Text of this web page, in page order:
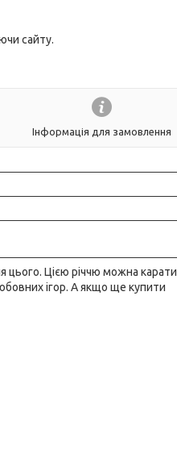
сайту.
Інформація для замовлення
цього. Цією річчю можна карати
ігор. А якщо ще купити